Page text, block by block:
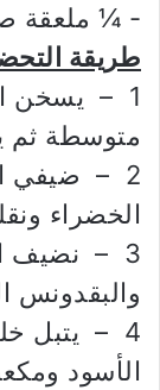
‏- ¼ ملعقة
طريقة
1 – يسخن
متوسطة ثم
2 – ضيفي
الخضراء
3 – نضيف
والبقدونس
4 – يتبل
الأسود